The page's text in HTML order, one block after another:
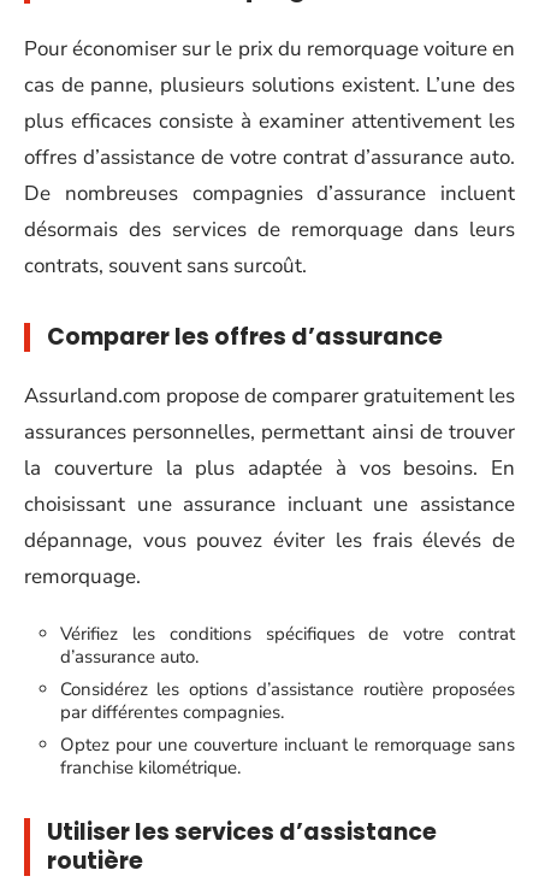
Pour économiser sur le prix du remorquage voiture en
cas de panne, plusieurs solutions existent. L’une des
plus efficaces consiste à examiner attentivement les
offres d’assistance de votre contrat d’assurance auto.
De nombreuses compagnies d’assurance incluent
désormais des services de remorquage dans leurs
contrats, souvent sans surcoût.
Comparer les offres d’assurance
Assurland.com propose de comparer gratuitement les
assurances personnelles, permettant ainsi de trouver
la couverture la plus adaptée à vos besoins. En
choisissant une assurance incluant une assistance
dépannage, vous pouvez éviter les frais élevés de
remorquage.
Vérifiez les conditions spécifiques de votre contrat
d’assurance auto.
Considérez les options d’assistance routière proposées
par différentes compagnies.
Optez pour une couverture incluant le remorquage sans
franchise kilométrique.
Utiliser les services d’assistance
routière